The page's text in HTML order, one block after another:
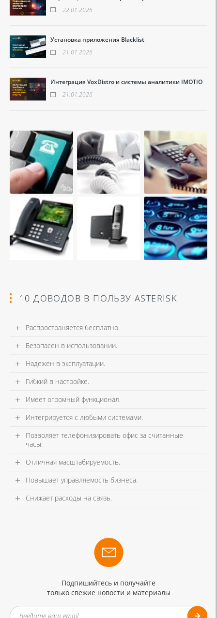
22.01.2026
Установка приложения Blacklist
21.01.2026
Интеграция VoxDistro и системы аналитики IMOTIO
21.01.2026
10 ДОВОДОВ В ПОЛЬЗУ ASTERISK
Распространяется бесплатно.
Безопасен в использовании.
Надежен в эксплуатации.
Гибкий в настройке.
Имеет огромный функционал.
Интегрируется с любыми системами.
Позволяет телефонизировать офис за считанные
часы.
Отличная масштабируемость.
Повышает управляемость бизнеса.
Снижает расходы на связь.
Подпишийтесь и получайте
только свежие новости и материалы